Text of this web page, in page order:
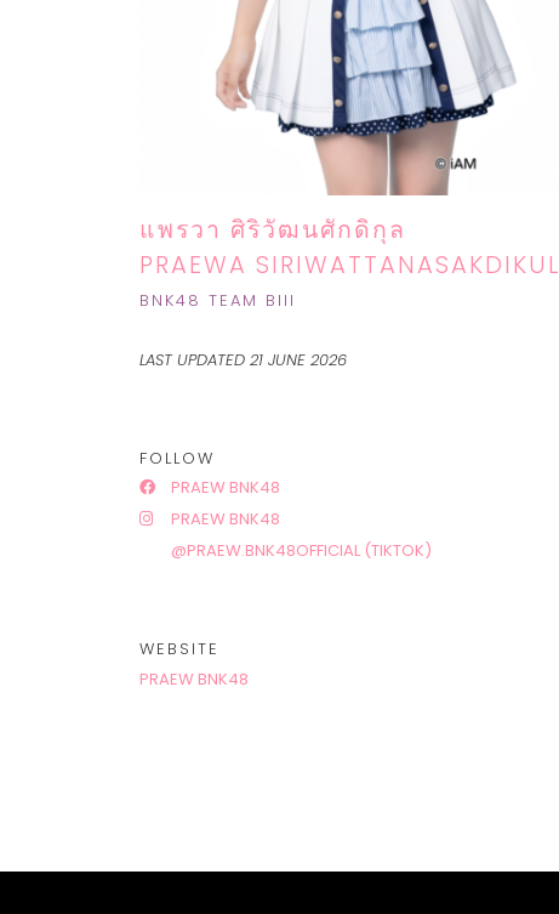
แพรวา ศิริวัฒนศักดิกุล
PRAEWA SIRIWATTANASAKDIKUL
B NK48 TEAM BIII
LAST UPDATED 21 JUNE 2026
FOLLOW
PRAEW BNK48
PRAEW BNK48
@PRAEW.BNK48OFFICIAL (TIKTOK)
WEBSITE
PRAEW BNK48